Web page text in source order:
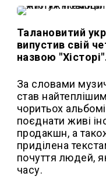
Талановитий
випустив свій
назвою
За словами
став
чоритьох
поєднати живі
продакшн, а
приділена
почуття людей,
часу.